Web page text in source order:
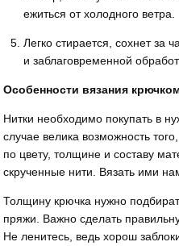
ежиться от холодного ветра.
Легко стирается, сохнет за
и заблаговременной
Особенности вязания
Нитки необходимо покупать в
случае велика возможность
по цвету, толщине и составу
скрученные нити. Вязать ими
Толщину крючка нужно
пряжи. Важно сделать
Не ленитесь, ведь хорош